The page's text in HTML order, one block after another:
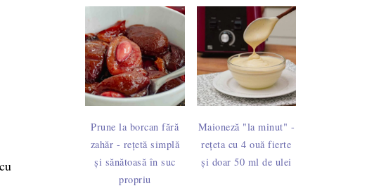
Prune la borcan fără
zahăr - rețetă simplă
și sănătoasă în suc
propriu
Maioneză "la minut" -
rețeta cu 4 ouă fierte
și doar 50 ml de ulei